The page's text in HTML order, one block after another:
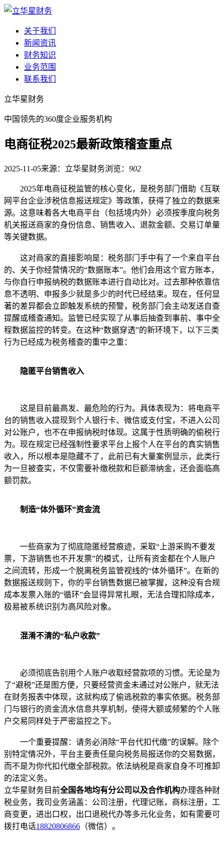
关于我们
新闻资讯
财务知识
业务范围
联系我们
立华星财务
中国领先的360度企业服务机构
电商征税2025最新政策稽查重点
2025-11-05来源：立华星财务浏览： 902
2025年电商征税监管的核心变化，是税务部门借助《互联
网平台企业涉税信息报送规定》等政策，获得了独立的数据来
源。这意味着各大电商平台（包括境内外）必须按季度向税务
机关报送商家的身份信息、销售收入、退款金额、交易订单量
等关键数据。
这对商家的直接影响是：税务部门手中有了一个来自平台
的、关于你经营情况的“数据账本”。他们会用这个官方账本，
与你自行申报纳税的数据账本进行自动比对。过去那种依靠信
息不透明、申报多少就是多少的时代已经结束。现在，任何显
著的差异都会立即触发系统的预警，税务部门会主动发送自查
提醒或稽查通知。监管已经实现了从事后抽查到事前、事中全
程数据监控的转变。在这种“数据穿透”的新环境下，以下三类
行为已经成为税务稽查的重中之重：
隐匿平台销售收入
这是目前最高发、最危险的行为。具体表现为：将电商平
台的销售收入提现到个人银行卡、微信或支付宝，不进入公司
对公账户，也不在申报纳税时体现。这属于性质明确的偷税行
为。现在规定已经强制性要求平台上报个人在平台的真实销售
收入，所以根本是隐藏不了，此前已有大量案例显示，此类行
为一旦被查实，不仅需要补缴税款和巨额滞纳金，还会面临高
额罚款。
制造“体外循环”资金流
一些商家为了彻底隐匿经营痕迹，采取“上游采购不要发
票，下游销售也不开发票”的模式，让所有资金都在个人账户
之间流转，形成一个脱离税务监管视线的“体外循环”。在新的
数据报送规则下，你的平台销售数据已被掌握，这种没有合规
成本发票入账的“循环”会显得异常扎眼，无法合理扣除成本，
极易被系统识别为高风险对象。
混淆不清的“私户收款”
必须彻底告别用个人账户收取经营款项的习惯。无论是为
了“避税”还是图方便，只要经营资金未通过对公账户，就无法
在财务报表中体现，这就构成了偷逃税款的事实依据。税务部
门与银行的资金流水信息共享机制，使得大额或频繁的个人账
户交易同样处于严密监控之下。
一个重要提醒：请务必消除“平台代扣代缴”的误解。除个
别特定情况外，平台主要责任是向税务局报送你的交易数据，
而不是为你代扣代缴全部税款。依法纳税是商家自身不可推卸
的法定义务。
立华星财务目前全国各地均有分公司以及合作机构办理各种财
税业务，我司业务涵盖：公司注册，代理记账，商标注册，工
商变更，进出口权，出口退税代办等多元化业务，如有需要可
拨打电话18820806866 （微信）。